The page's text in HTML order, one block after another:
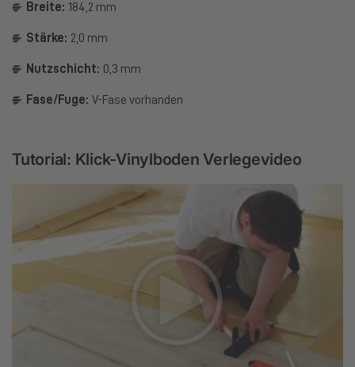
Breite: 184,2 mm
Stärke: 2,0 mm
Nutzschicht: 0,3 mm
Fase/Fuge: V-Fase vorhanden
Tutorial: Klick-Vinylboden Verlegevideo